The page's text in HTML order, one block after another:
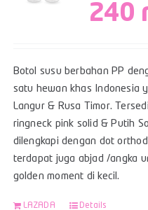
240
Botol susu berbahan PP
satu hewan khas Indonesia
Langur & Rusa Timor.
ringneck pink solid & Putih
dilengkapi dengan dot
terdapat juga abjad /angka
golden moment di kecil.
LAZADA Details